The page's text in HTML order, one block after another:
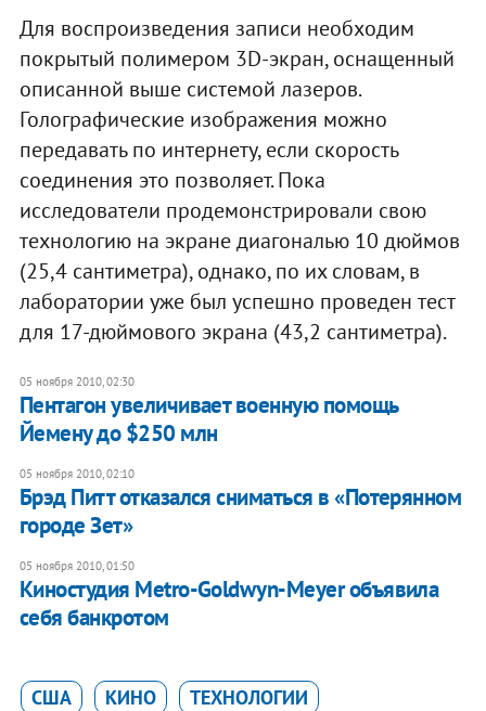
Для воспроизведения записи необходим
покрытый полимером 3D-экран, оснащенный
описанной выше системой лазеров.
Голографические изображения можно
передавать по интернету, если скорость
соединения это позволяет. Пока
исследователи продемонстрировали свою
технологию на экране диагональю 10 дюймов
(25,4 сантиметра), однако, по их словам, в
лаборатории уже был успешно проведен тест
для 17-дюймового экрана (43,2 сантиметра).
05 ноября 2010, 02:30
Пентагон увеличивает военную помощь
Йемену до $250 млн
05 ноября 2010, 02:10
Брэд Питт отказался сниматься в «Потерянном
городе Зет»
05 ноября 2010, 01:50
Киностудия Metro-Goldwyn-Meyer объявила
себя банкротом
США КИНО ТЕХНОЛОГИИ